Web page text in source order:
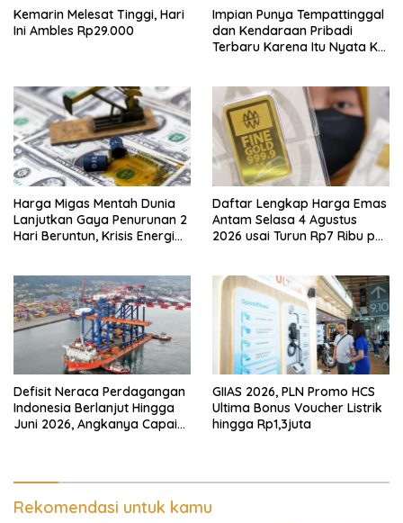
Kemarin Melesat Tinggi, Hari
Ini Ambles Rp29.000
Impian Punya Tempattinggal
dan Kendaraan Pribadi
Terbaru Karena Itu Nyata Ke
Harga Migas Mentah Dunia
Lanjutkan Gaya Penurunan 2
Hari Beruntun, Krisis Energi
Daftar Lengkap Harga Emas
Antam Selasa 4 Agustus
2026 usai Turun Rp7 Ribu per
Defisit Neraca Perdagangan
Indonesia Berlanjut Hingga
Juni 2026, Angkanya Capai
GIIAS 2026, PLN Promo HCS
Ultima Bonus Voucher Listrik
hingga Rp1,3juta
Rekomendasi untuk kamu